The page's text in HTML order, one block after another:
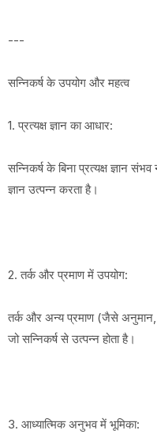
---
सन्निकर्ष के उपयोग और महत्व
1. प्रत्यक्ष ज्ञान का आधार:
सन्निकर्ष के बिना प्रत्यक्ष ज्ञान
ज्ञान उत्पन्न करता है।
2. तर्क और प्रमाण में उपयोग:
तर्क और अन्य प्रमाण (जैसे अनुमान,
जो सन्निकर्ष से उत्पन्न होता है।
3. आध्यात्मिक अनुभव में भूमिका: